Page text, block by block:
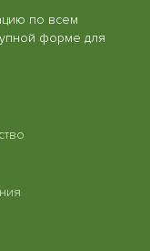
по всем
форме для